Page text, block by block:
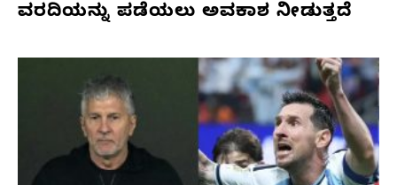
ವರದಿಯನ್ನು ಪಡೆಯಲು ಅವಕಾಶ ನೀಡುತ್ತದೆ